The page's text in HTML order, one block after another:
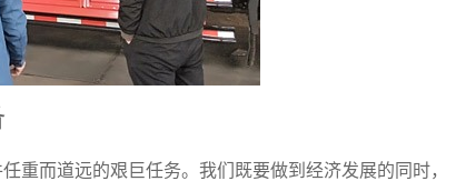
重而道远的艰巨任务。我们既要做到经济发展的同时，